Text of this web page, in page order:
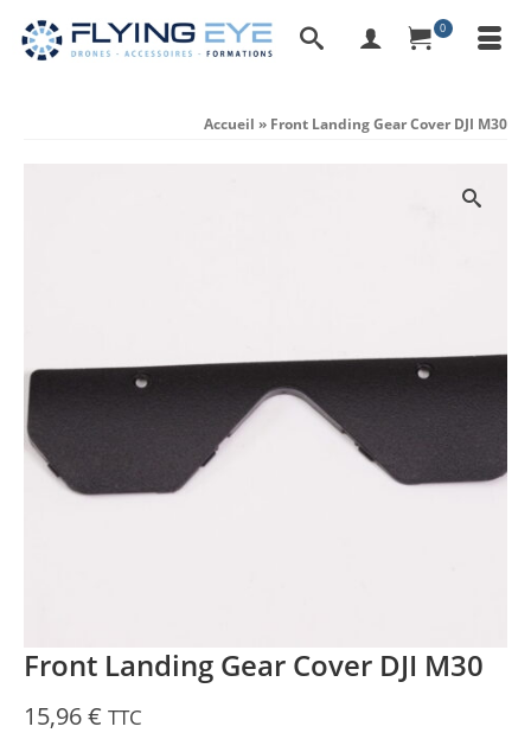
0
Accueil » Front Landing Gear Cover DJI M30
Front Landing Gear Cover DJI M30
15,96€ TTC